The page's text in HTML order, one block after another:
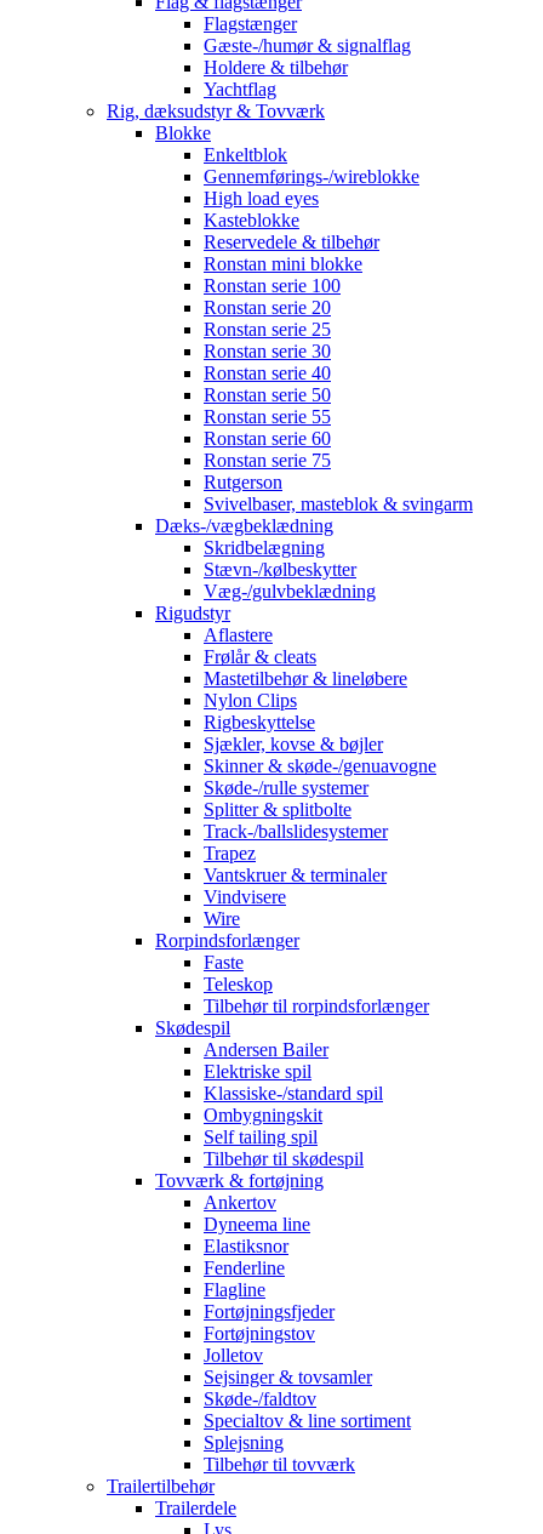
Flagstænger
Gæste-/humør & signalflag
Holdere & tilbehør
Yachtflag
Rig, dæksudstyr & Tovværk
Blokke
Enkeltblok
Gennemførings-/wireblokke
High load eyes
Kasteblokke
Reservedele & tilbehør
Ronstan mini blokke
Ronstan serie 100
Ronstan serie 20
Ronstan serie 25
Ronstan serie 30
Ronstan serie 40
Ronstan serie 50
Ronstan serie 55
Ronstan serie 60
Ronstan serie 75
Rutgerson
Svivelbaser, masteblok & svingarm
Dæks-/vægbeklædning
Skridbelægning
Stævn-/kølbeskytter
Væg-/gulvbeklædning
Rigudstyr
Aflastere
Frølår & cleats
Mastetilbehør & lineløbere
Nylon Clips
Rigbeskyttelse
Sjækler, kovse & bøjler
Skinner & skøde-/genuavogne
Skøde-/rulle systemer
Splitter & splitbolte
Track-/ballslidesystemer
Trapez
Vantskruer & terminaler
Vindvisere
Wire
Rorpindsforlænger
Faste
Teleskop
Tilbehør til rorpindsforlænger
Skødespil
Andersen Bailer
Elektriske spil
Klassiske-/standard spil
Ombygningskit
Self tailing spil
Tilbehør til skødespil
Tovværk & fortøjning
Ankertov
Dyneema line
Elastiksnor
Fenderline
Flagline
Fortøjningsfjeder
Fortøjningstov
Jolletov
Sejsinger & tovsamler
Skøde-/faldtov
Specialtov & line sortiment
Splejsning
Tilbehør til tovværk
Trailertilbehør
Trailerdele